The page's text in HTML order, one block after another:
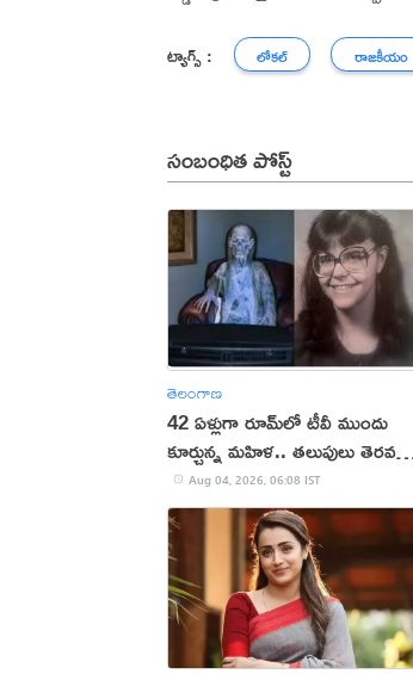
ట్యాగ్స్ : లోకల్ రాజకీయం
సంబంధిత పోస్ట్
తెలంగాణ
42 ఏళ్లుగా రూమ్‌లో టీవీ ముందు
కూర్చున్న మహిళ.. తలుపులు తెరవగా
షాక్Aug 04, 2026, 06:08 IST